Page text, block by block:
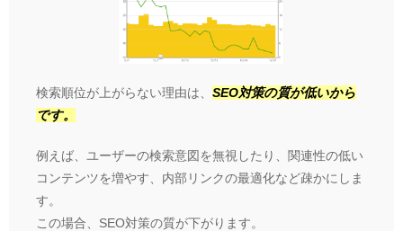
検索順位が上がらない理由は、 SEO対策の質が低いから
です。
例えば、ユーザーの検索意図を無視したり、関連性の低い
コンテンツを増やす、内部リンクの最適化など疎かにしま
す。
この場合、SEO対策の質が下がります。